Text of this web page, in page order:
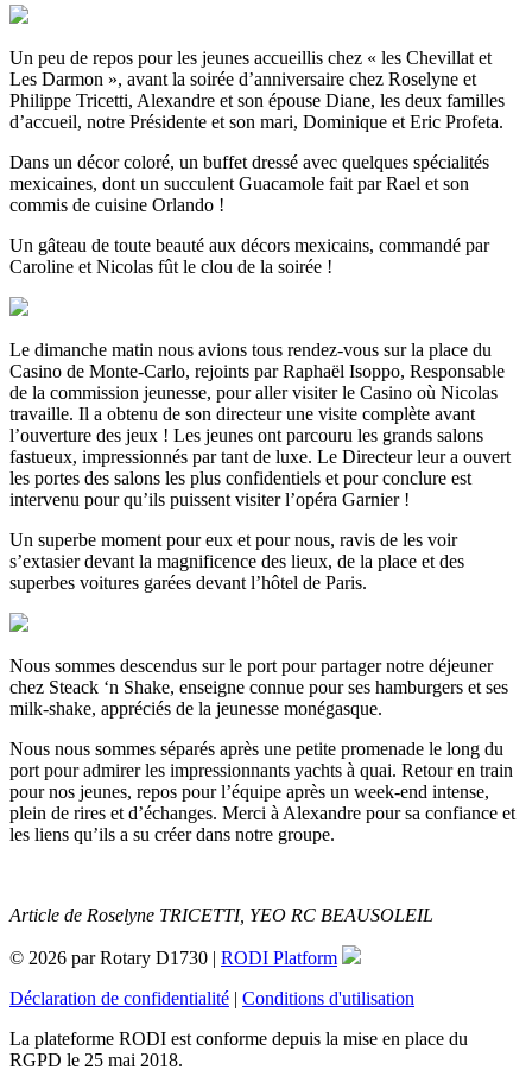
Un peu de repos pour les jeunes accueillis chez « les Chevillat et
Les Darmon », avant la soirée d’anniversaire chez Roselyne et
Philippe Tricetti, Alexandre et son épouse Diane, les deux familles
d’accueil, notre Présidente et son mari, Dominique et Eric Profeta.
Dans un décor coloré, un buffet dressé avec quelques spécialités
mexicaines, dont un succulent Guacamole fait par Rael et son
commis de cuisine Orlando !
Un gâteau de toute beauté aux décors mexicains, commandé par
Caroline et Nicolas fût le clou de la soirée !
Le dimanche matin nous avions tous rendez-vous sur la place du
Casino de Monte-Carlo, rejoints par Raphaël Isoppo, Responsable
de la commission jeunesse, pour aller visiter le Casino où Nicolas
travaille. Il a obtenu de son directeur une visite complète avant
l’ouverture des jeux ! Les jeunes ont parcouru les grands salons
fastueux, impressionnés par tant de luxe. Le Directeur leur a ouvert
les portes des salons les plus confidentiels et pour conclure est
intervenu pour qu’ils puissent visiter l’opéra Garnier !
Un superbe moment pour eux et pour nous, ravis de les voir
s’extasier devant la magnificence des lieux, de la place et des
superbes voitures garées devant l’hôtel de Paris.
Nous sommes descendus sur le port pour partager notre déjeuner
chez Steack ‘n Shake, enseigne connue pour ses hamburgers et ses
milk-shake, appréciés de la jeunesse monégasque.
Nous nous sommes séparés après une petite promenade le long du
port pour admirer les impressionnants yachts à quai. Retour en train
pour nos jeunes, repos pour l’équipe après un week-end intense,
plein de rires et d’échanges. Merci à Alexandre pour sa confiance et
les liens qu’ils a su créer dans notre groupe.
Article de Roselyne TRICETTI, YEO RC BEAUSOLEIL
© 2026 par Rotary D1730 | RODI Platform
Déclaration de confidentialité | Conditions d'utilisation
La plateforme RODI est conforme depuis la mise en place du
RGPD le 25 mai 2018.